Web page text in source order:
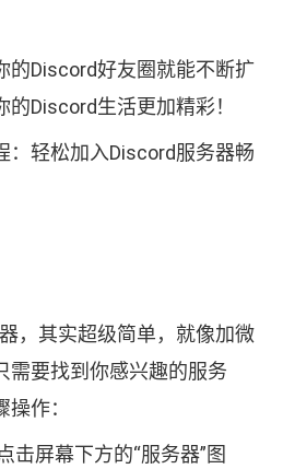
的Discord好友圈就能不断扩
Discord生活更加精彩！
，其实超级简单，就像加微
需要找到你感兴趣的服务
作：
击屏幕下方的“服务器”图